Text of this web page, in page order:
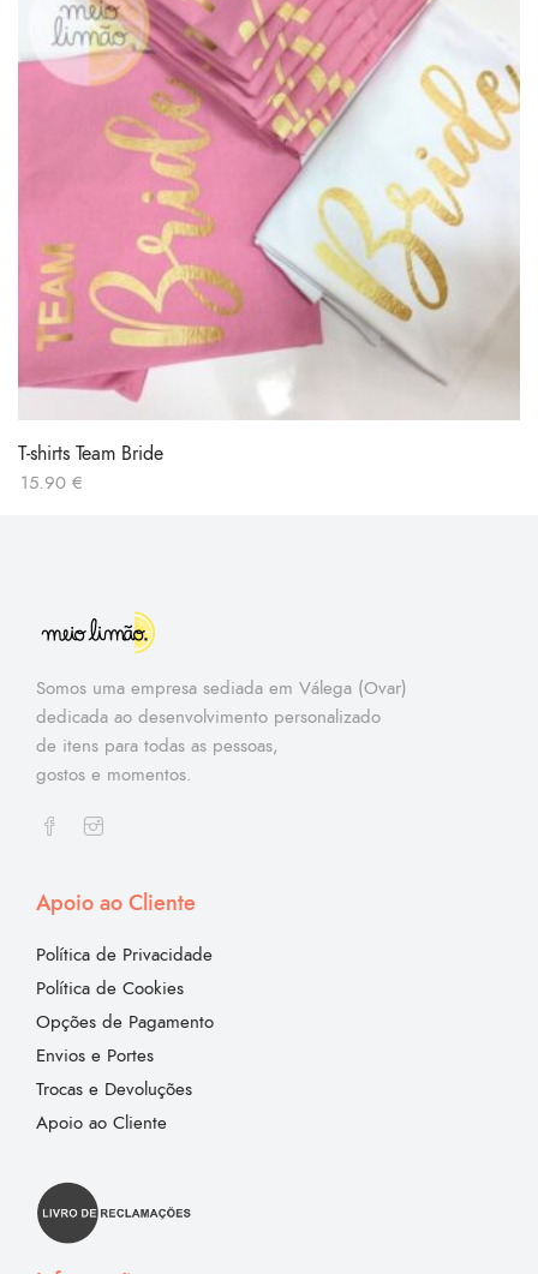
T-shirts Team Bride
15.90 €
Somos uma empresa sediada em Válega (Ovar)
dedicada ao desenvolvimento personalizado
de itens para todas as pessoas,
gostos e momentos.
Apoio ao Cliente
Política de Privacidade
Política de Cookies
Opções de Pagamento
Envios e Portes
Trocas e Devoluções
Apoio ao Cliente